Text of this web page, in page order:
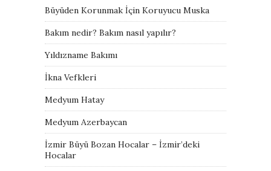
Büyüden Korunmak İçin Koruyucu Muska
Bakım nedir? Bakım nasıl yapılır?
Yıldızname Bakımı
İkna Vefkleri
Medyum Hatay
Medyum Azerbaycan
İzmir Büyü Bozan Hocalar – İzmir’deki
Hocalar